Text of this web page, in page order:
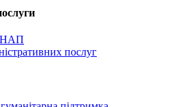
послуг